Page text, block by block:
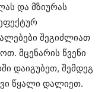
და მზიურას
შეგიძლიათ
მცენარის წვენი
დაიგუბეთ, შემდეგ
წყალი დალიეთ.